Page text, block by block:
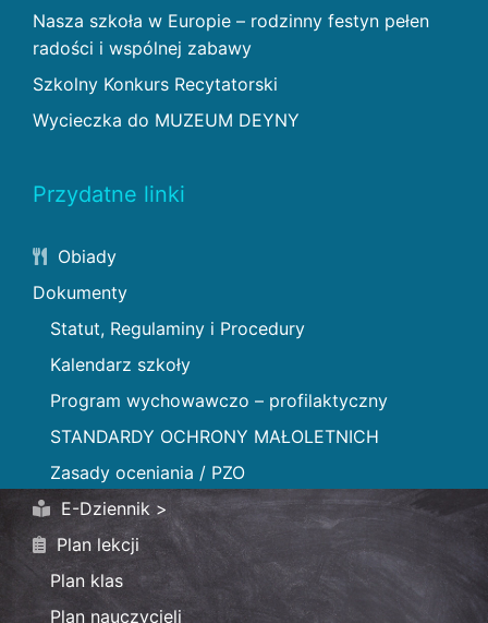
Nasza szkoła w Europie – rodzinny festyn pełen
radości i wspólnej zabawy
Szkolny Konkurs Recytatorski
Wycieczka do MUZEUM DEYNY
Przydatne linki
Obiady
Dokumenty
Statut, Regulaminy i Procedury
Kalendarz szkoły
Program wychowawczo – profilaktyczny
STANDARDY OCHRONY MAŁOLETNICH
Zasady oceniania / PZO
E-Dziennik >
Plan lekcji
Plan klas
Plan nauczycieli